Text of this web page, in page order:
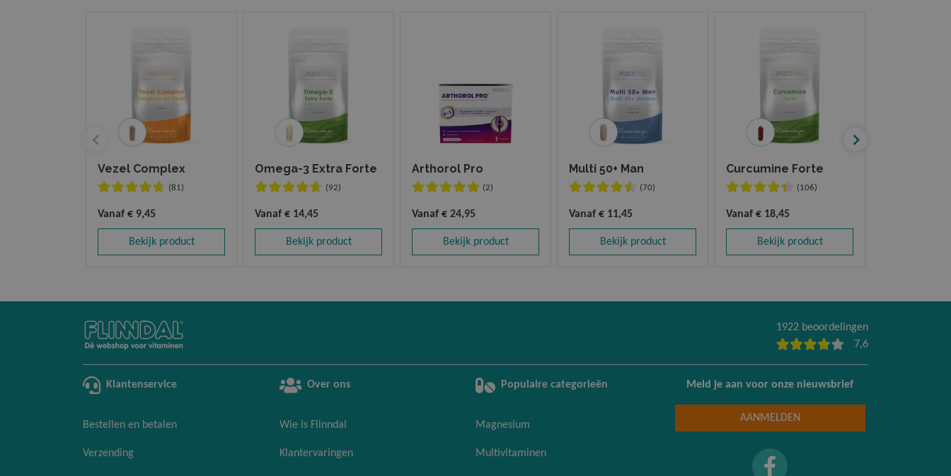
Vezel Complex
(81)
Vanaf € 9,45
Bekijk product
Omega-3 Extra Forte
(92)
Vanaf € 14,45
Bekijk product
Arthorol Pro
(2)
Vanaf € 24,95
Bekijk product
Multi 50+ Man
(70)
Vanaf € 11,45
Bekijk product
Curcumine Forte
(106)
Vanaf € 18,45
Bekijk product
1922 beoordelingen
7,6
Klantenservice
Bestellen en betalen
Verzending
Over ons
Wie is Flinndal
Klantervaringen
Populaire categorieën
Magnesium
Multivitaminen
Meld je aan voor onze nieuwsbrief
AANMELDEN